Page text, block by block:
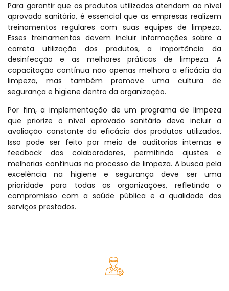
Para garantir que os produtos utilizados atendam ao nível
aprovado sanitário, é essencial que as empresas realizem
treinamentos regulares com suas equipes de limpeza.
Esses treinamentos devem incluir informações sobre a
correta utilização dos produtos, a importância da
desinfecção e as melhores práticas de limpeza. A
capacitação contínua não apenas melhora a eficácia da
limpeza, mas também promove uma cultura de
segurança e higiene dentro da organização.
Por fim, a implementação de um programa de limpeza
que priorize o nível aprovado sanitário deve incluir a
avaliação constante da eficácia dos produtos utilizados.
Isso pode ser feito por meio de auditorias internas e
feedback dos colaboradores, permitindo ajustes e
melhorias contínuas no processo de limpeza. A busca pela
excelência na higiene e segurança deve ser uma
prioridade para todas as organizações, refletindo o
compromisso com a saúde pública e a qualidade dos
serviços prestados.